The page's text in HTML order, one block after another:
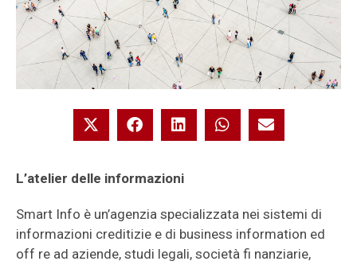
L’atelier delle informazioni
Smart Info è un’agenzia specializzata nei sistemi di
informazioni creditizie e di business information ed
off re ad aziende, studi legali, società fi nanziarie,